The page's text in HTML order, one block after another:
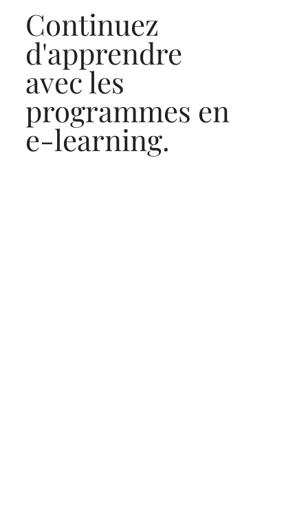
Continuez
d'apprendre
avec les
programmes en
e-learning.